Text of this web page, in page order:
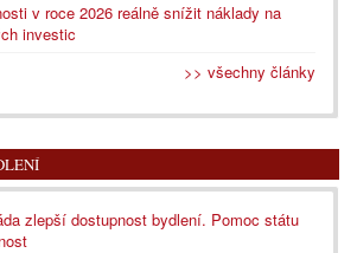
v roce 2026 reálně snížit náklady na
investic
>> všechny články
zlepší dostupnost bydlení. Pomoc státu